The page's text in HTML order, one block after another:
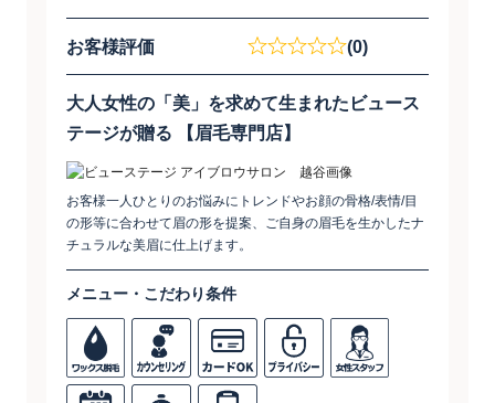
お客様評価 (0)
​大人女性の「美」を求めて生まれたビュース
テージが贈る ​【眉毛専門店】
お客様一人ひとりのお悩みにトレンドやお顔の骨格/表情/目
の形等に合わせて眉の形を提案、ご自身の眉毛を生かしたナ
チュラルな美眉に仕上げます。
メニュー・こだわり条件